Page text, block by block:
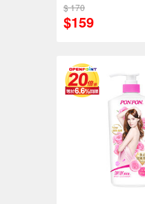
贈$200
$ 170
$159